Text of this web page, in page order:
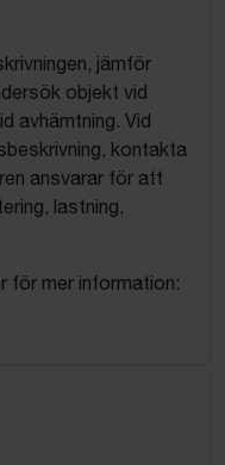
jämför
objekt vid
avhämtning. Vid
kontakta
ansvarar för att
lastning,
för mer information: